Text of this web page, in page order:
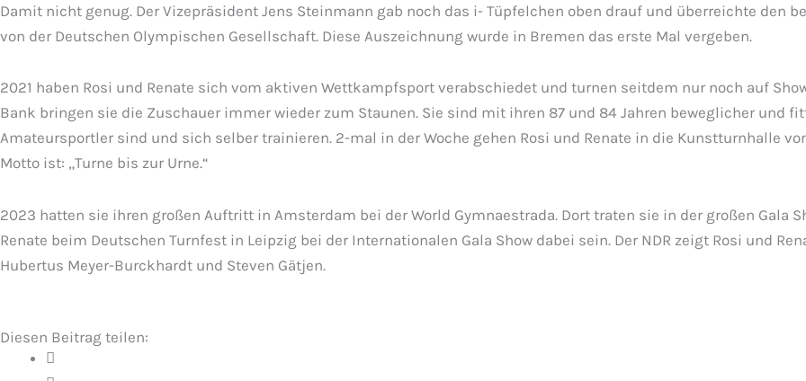
Damit nicht genug. Der Vizepräsident Jens Steinmann gab noch das i- Tüpfelchen oben drauf und überreichte den
von der Deutschen Olympischen Gesellschaft. Diese Auszeichnung wurde in Bremen das erste Mal vergeben.
2021 haben Rosi und Renate sich vom aktiven Wettkampfsport verabschiedet und turnen seitdem nur noch auf
Bank bringen sie die Zuschauer immer wieder zum Staunen. Sie sind mit ihren 87 und 84 Jahren beweglicher und
Amateursportler sind und sich selber trainieren. 2-mal in der Woche gehen Rosi und Renate in die Kunstturnhalle
Motto ist: „Turne bis zur Urne.“
2023 hatten sie ihren großen Auftritt in Amsterdam bei der World Gymnaestrada. Dort traten sie in der großen Gala
Renate beim Deutschen Turnfest in Leipzig bei der Internationalen Gala Show dabei sein. Der NDR zeigt Rosi und
Hubertus Meyer-Burckhardt und Steven Gätjen.
Diesen Beitrag teilen: